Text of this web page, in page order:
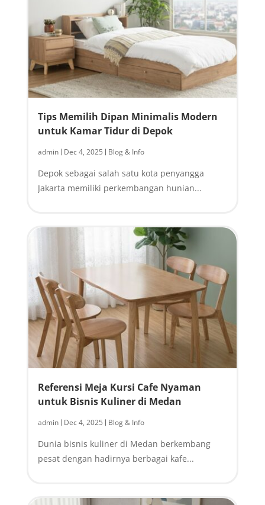
Tips Memilih Dipan Minimalis Modern
untuk Kamar Tidur di Depok
admin | Dec 4, 2025 | Blog & Info
Depok sebagai salah satu kota penyangga
Jakarta memiliki perkembangan hunian...
Referensi Meja Kursi Cafe Nyaman
untuk Bisnis Kuliner di Medan
admin | Dec 4, 2025 | Blog & Info
Dunia bisnis kuliner di Medan berkembang
pesat dengan hadirnya berbagai kafe...